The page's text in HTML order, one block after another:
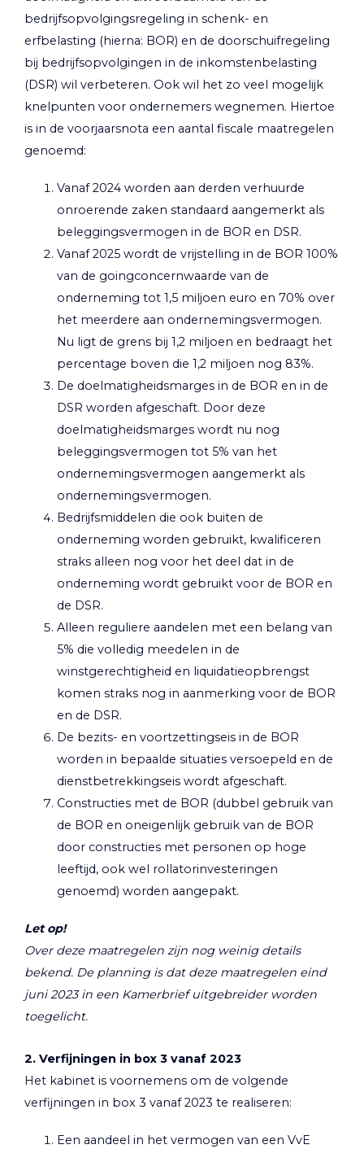
bedrijfsopvolgingsregeling in schenk- en
erfbelasting (hierna: BOR) en de doorschuifregeling
bij bedrijfsopvolgingen in de inkomstenbelasting
(DSR) wil verbeteren. Ook wil het zo veel mogelijk
knelpunten voor ondernemers wegnemen. Hiertoe
is in de voorjaarsnota een aantal fiscale maatregelen
genoemd:
Vanaf 2024 worden aan derden verhuurde
onroerende zaken standaard aangemerkt als
beleggingsvermogen in de BOR en DSR.
Vanaf 2025 wordt de vrijstelling in de BOR 100%
van de goingconcernwaarde van de
onderneming tot 1,5 miljoen euro en 70% over
het meerdere aan ondernemingsvermogen.
Nu ligt de grens bij 1,2 miljoen en bedraagt het
percentage boven die 1,2 miljoen nog 83%.
De doelmatigheidsmarges in de BOR en in de
DSR worden afgeschaft. Door deze
doelmatigheidsmarges wordt nu nog
beleggingsvermogen tot 5% van het
ondernemingsvermogen aangemerkt als
ondernemingsvermogen.
Bedrijfsmiddelen die ook buiten de
onderneming worden gebruikt, kwalificeren
straks alleen nog voor het deel dat in de
onderneming wordt gebruikt voor de BOR en
de DSR.
Alleen reguliere aandelen met een belang van
5% die volledig meedelen in de
winstgerechtigheid en liquidatieopbrengst
komen straks nog in aanmerking voor de BOR
en de DSR.
De bezits- en voortzettingseis in de BOR
worden in bepaalde situaties versoepeld en de
dienstbetrekkingseis wordt afgeschaft.
Constructies met de BOR (dubbel gebruik van
de BOR en oneigenlijk gebruik van de BOR
door constructies met personen op hoge
leeftijd, ook wel rollatorinvesteringen
genoemd) worden aangepakt.
Let op!
Over deze maatregelen zijn nog weinig details
bekend. De planning is dat deze maatregelen eind
juni 2023 in een Kamerbrief uitgebreider worden
toegelicht.
2. Verfijningen in box 3 vanaf 2023
Het kabinet is voornemens om de volgende
verfijningen in box 3 vanaf 2023 te realiseren:
Een aandeel in het vermogen van een VvE